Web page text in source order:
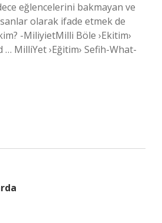
eğlencelerini bakmayan ve
olarak ifade etmek de
-MiliyietMilli Böle ›Ekitim›
MilliYet ›Eğitim› Sefih-What-